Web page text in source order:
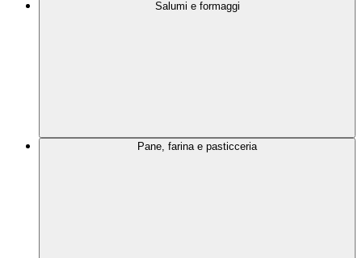
Salumi e formaggi
Pane, farina e pasticceria